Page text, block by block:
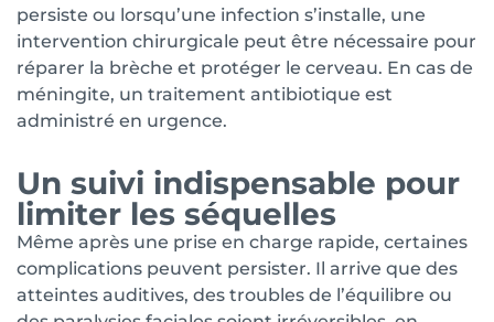
persiste ou lorsqu’une infection s’installe, une
intervention chirurgicale peut être nécessaire pour
réparer la brèche et protéger le cerveau. En cas de
méningite, un traitement antibiotique est
administré en urgence.
Un suivi indispensable pour
limiter les séquelles
Même après une prise en charge rapide, certaines
complications peuvent persister. Il arrive que des
atteintes auditives, des troubles de l’équilibre ou